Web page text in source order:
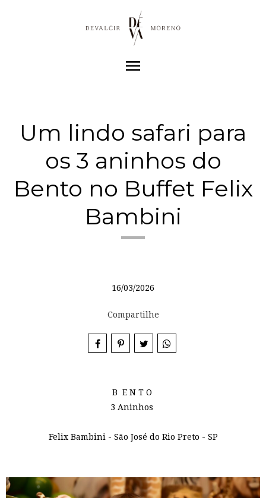
menu
Um lindo safari para
os 3 aninhos do
Bento no Buffet Felix
Bambini
16/03/2026
Compartilhe
B E N T O
3 Aninhos
Felix Bambini - São José do Rio Preto - SP